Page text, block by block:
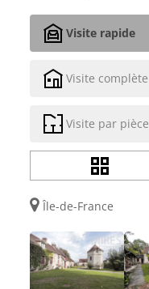
Visite rapide
Visite complète
Visite par pièce
Île-de-France